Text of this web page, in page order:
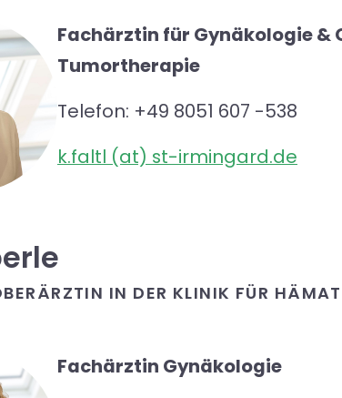
Fachärztin für Gynäkologie
Tumortherapie
Telefon: +49 8051 607 -538
k.faltl (at) st-irmingard.de
IN DER KLINIK FÜR
Fachärztin Gynäkologie